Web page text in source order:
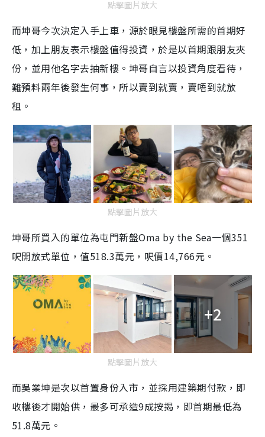
點擊圖片放大
而坤哥今次決定入手上車，源於眼見樓盤所需的首期好
低，加上朋友表示樓盤值得投資，於是以首期跟朋友夾
份，並用他名字去抽新樓。坤哥自言以投資角度看待，
難預料兩年後發生何事，所以賣到就賣，賣唔到就放
租。
點擊圖片放大
坤哥所買入的單位為屯門新盤Oma by the Sea一個351
呎開放式單位，值518.3萬元，呎價14,766元。
+2
點擊圖片放大
而吳業坤是次以首置身份入市，並採用建築期付款，即
收樓後才開始供，最多可承造9成按揭，即首期最低為
51.8萬元。